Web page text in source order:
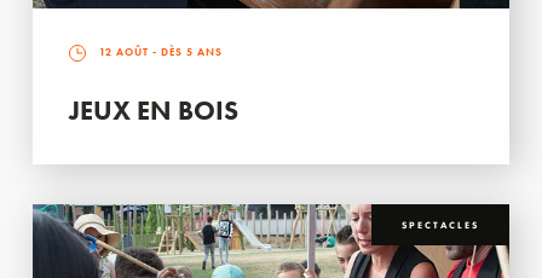
12 AOÛT - DÈS 5 ANS
JEUX EN BOIS
SPECTACLES